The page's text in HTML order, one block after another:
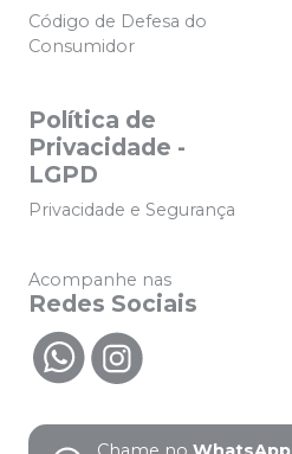
Código de Defesa do
Consumidor
Política de
Privacidade -
LGPD
Privacidade e Segurança
Acompanhe nas
Redes Sociais